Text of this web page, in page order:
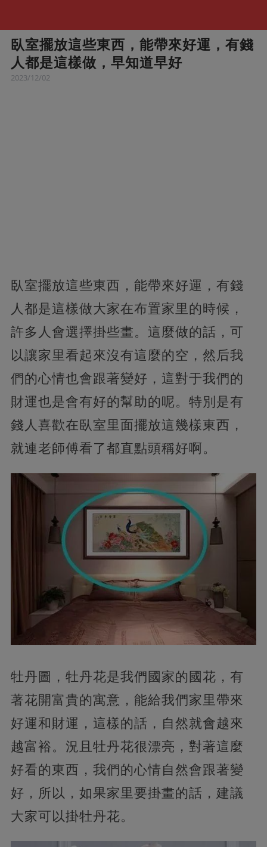
臥室擺放這些東西，能帶來好運，有錢
人都是這樣做，早知道早好
2023/12/02
臥室擺放這些東西，能帶來好運，有錢
人都是這樣做大家在布置家里的時候，
許多人會選擇掛些畫。這麼做的話，可
以讓家里看起來沒有這麼的空，然后我
們的心情也會跟著變好，這對于我們的
財運也是會有好的幫助的呢。特別是有
錢人喜歡在臥室里面擺放這幾樣東西，
就連老師傅看了都直點頭稱好啊。
牡丹圖， 牡丹花是我們國家的國花，有
著花開富貴的寓意，能給我們家里帶來
好運和財運，這樣的話，自然就會越來
越富裕。況且牡丹花很漂亮，對著這麼
好看的東西，我們的心情自然會跟著變
好， 所以，如果家里要掛畫的話，建議
大家可以掛牡丹花。